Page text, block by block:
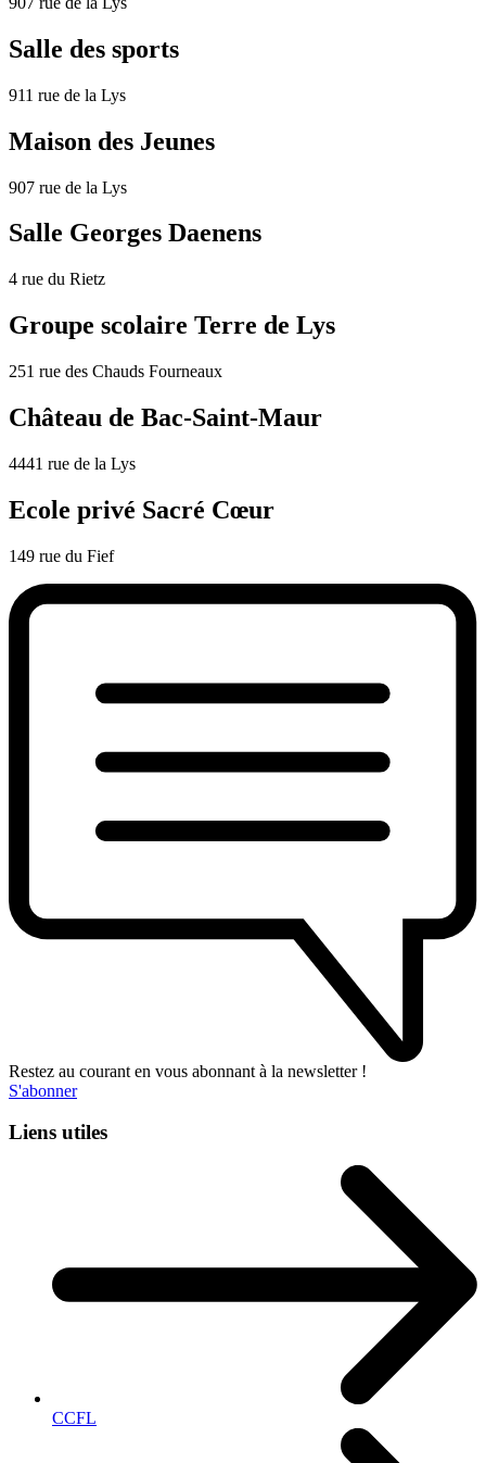
Salle des sports
911 rue de la Lys
Maison des Jeunes
907 rue de la Lys
Salle Georges Daenens
4 rue du Rietz
Groupe scolaire Terre de Lys
251 rue des Chauds Fourneaux
Château de Bac-Saint-Maur
4441 rue de la Lys
Ecole privé Sacré Cœur
149 rue du Fief
Restez au courant en vous abonnant à la newsletter !
S'abonner
Liens utiles
CCFL